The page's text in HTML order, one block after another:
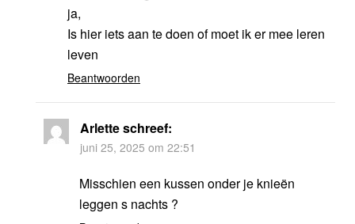
ja,
Is hier iets aan te doen of moet ik er mee leren
leven
Beantwoorden
Arletteschreef:
juni 25, 2025 om 22:51
Misschien een kussen onder je knieën
leggen s nachts ?